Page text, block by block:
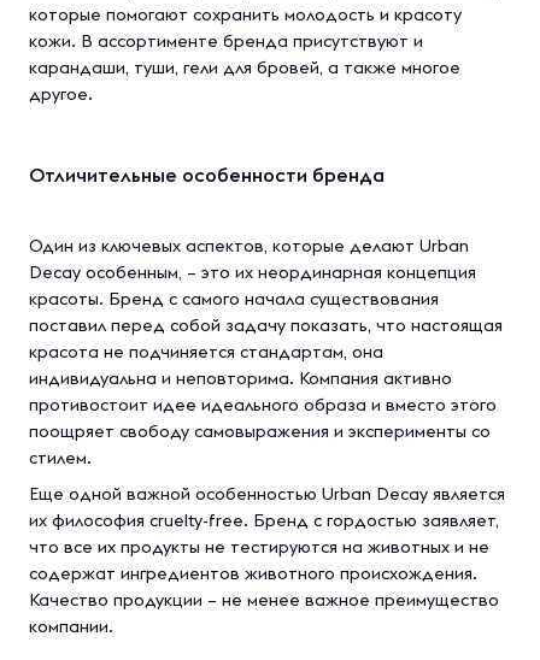
которые помогают сохранить молодость и красоту
кожи. В ассортименте бренда присутствуют и
карандаши, туши, гели для бровей, а также многое
другое.
Отличительные особенности бренда
Один из ключевых аспектов, которые делают Urban
Decay особенным, – это их неординарная концепция
красоты. Бренд с самого начала существования
поставил перед собой задачу показать, что настоящая
красота не подчиняется стандартам, она
индивидуальна и неповторима. Компания активно
противостоит идее идеального образа и вместо этого
поощряет свободу самовыражения и эксперименты со
стилем.
Еще одной важной особенностью Urban Decay является
их философия cruelty-free. Бренд с гордостью заявляет,
что все их продукты не тестируются на животных и не
содержат ингредиентов животного происхождения.
Качество продукции – не менее важное преимущество
компании.